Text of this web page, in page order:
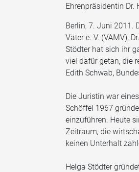
Ehrenpräsidentin Dr.
Berlin, 7. Juni 2011.
Väter e. V. (VAMV),
Stödter hat sich ihr
viel dafür getan, die
Edith Schwab,
Die Juristin war
Schöffel 1967
einzuführen. Heute
Zeitraum, die
keinen Unterhalt
Helga Stödter